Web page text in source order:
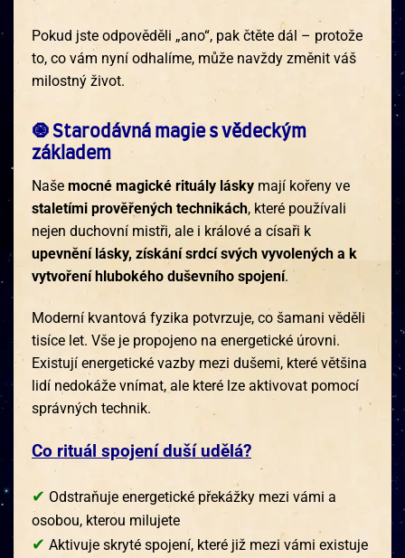
Pokud jste odpověděli „ano“, pak čtěte dál – protože
to, co vám nyní odhalíme, může navždy změnit váš
milostný život.
🧿 Starodávná magie s vědeckým
základem
Naše mocné magické rituály lásky mají kořeny ve
staletími prověřených technikách, které používali
nejen duchovní mistři, ale i králové a císaři k
upevnění lásky, získání srdcí svých vyvolených a k
vytvoření hlubokého duševního spojení.
Moderní kvantová fyzika potvrzuje, co šamani věděli
tisíce let. Vše je propojeno na energetické úrovni.
Existují energetické vazby mezi dušemi, které většina
lidí nedokáže vnímat, ale které lze aktivovat pomocí
správných technik.
Co rituál spojení duší udělá?
✔ Odstraňuje energetické překážky mezi vámi a
osobou, kterou milujete
✔ Aktivuje skryté spojení, které již mezi vámi existuje